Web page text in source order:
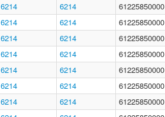
6214 6214 61225850000
6214 6214 61225850000
6214 6214 61225850000
6214 6214 61225850000
6214 6214 61225850000
6214 6214 61225850000
6214 6214 61225850000